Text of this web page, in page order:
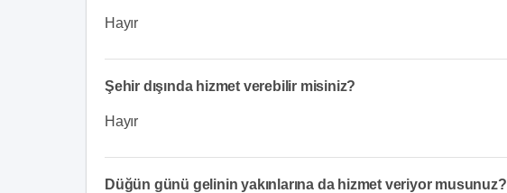
Hayır
Şehir dışında hizmet verebilir misiniz?
Hayır
Düğün günü gelinin yakınlarına da hizmet veriyor musunuz?